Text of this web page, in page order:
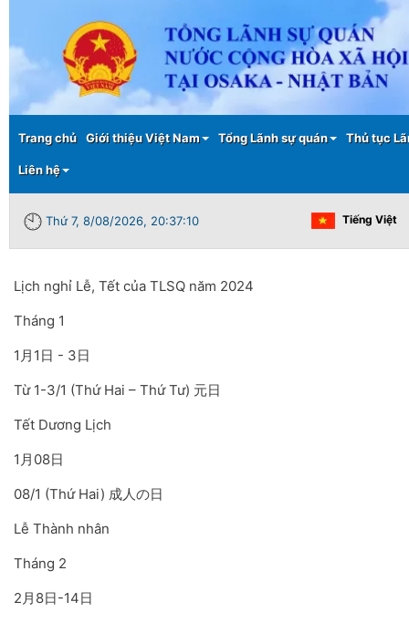
Main menu
Trang chủ Giới thiệu Việt Nam Tổng Lãnh sự quán Thủ tục
Liên hệ
Thứ 7, 8/08/2026, 20:37:10 Tiếng Việt
Lịch nghỉ Lễ, Tết của TLSQ năm 2024
Tháng 1
1月1日 - 3日
Từ 1-3/1 (Thứ Hai – Thứ Tư) 元日
Tết Dương Lịch
1月08日
08/1 (Thứ Hai) 成人の日
Lễ Thành nhân
Tháng 2
2月8日-14日